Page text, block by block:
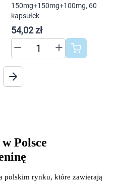
150mg+150mg+100mg, 60
kapsułek
54,02 zł
Polsce
polskim rynku, które zawierają